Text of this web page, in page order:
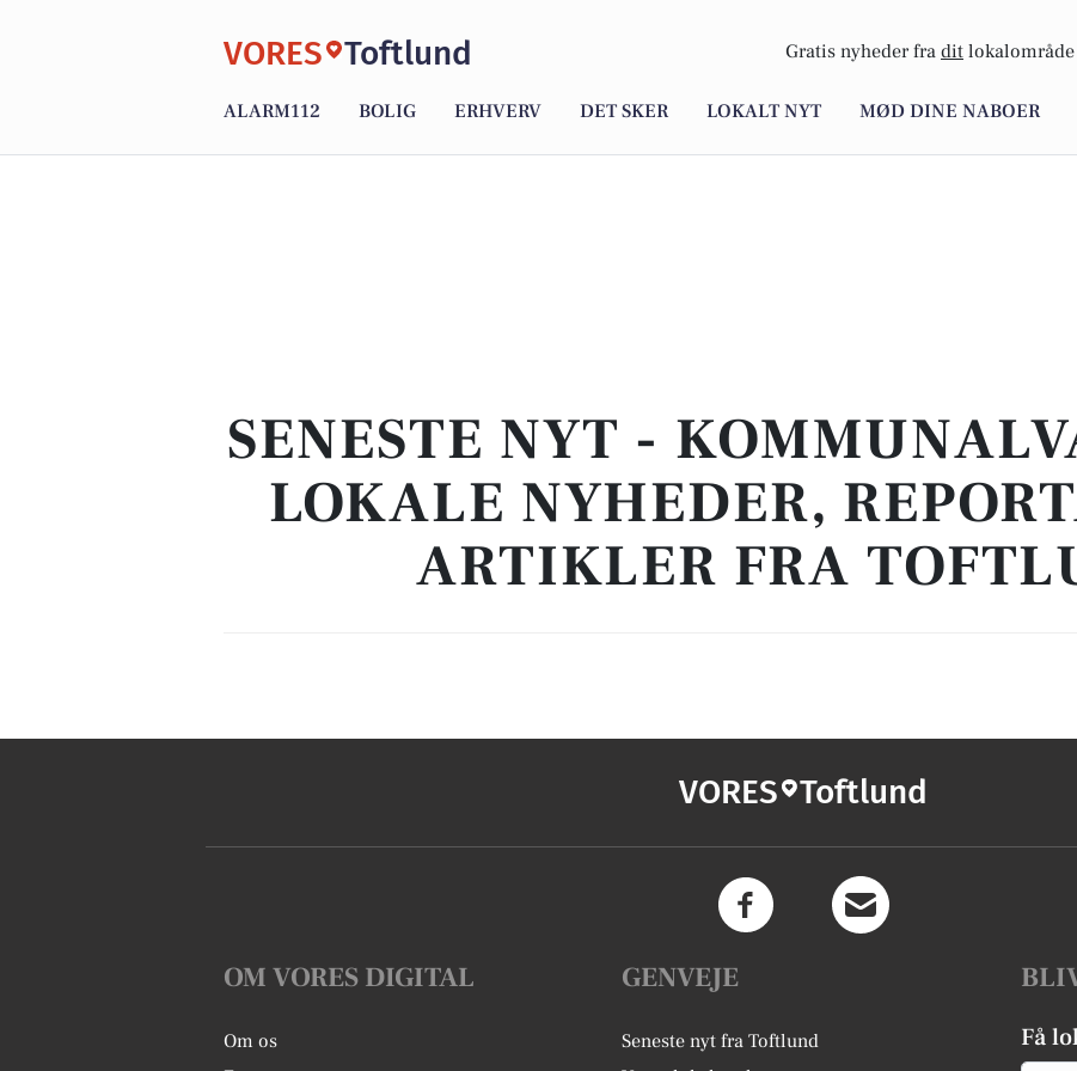
VORES Toftlund Gratis nyheder fra dit
ALARM112 BOLIG ERHVERV DET SKER LOKALT NYT MØD DINE NABOER
SENESTE NYT -
LOKALE NYHEDER,
ARTIKLER FRA
VORES Toftlund
OM VORES DIGITAL
Om os
GENVEJE
Seneste nyt fra Toftlund
Få